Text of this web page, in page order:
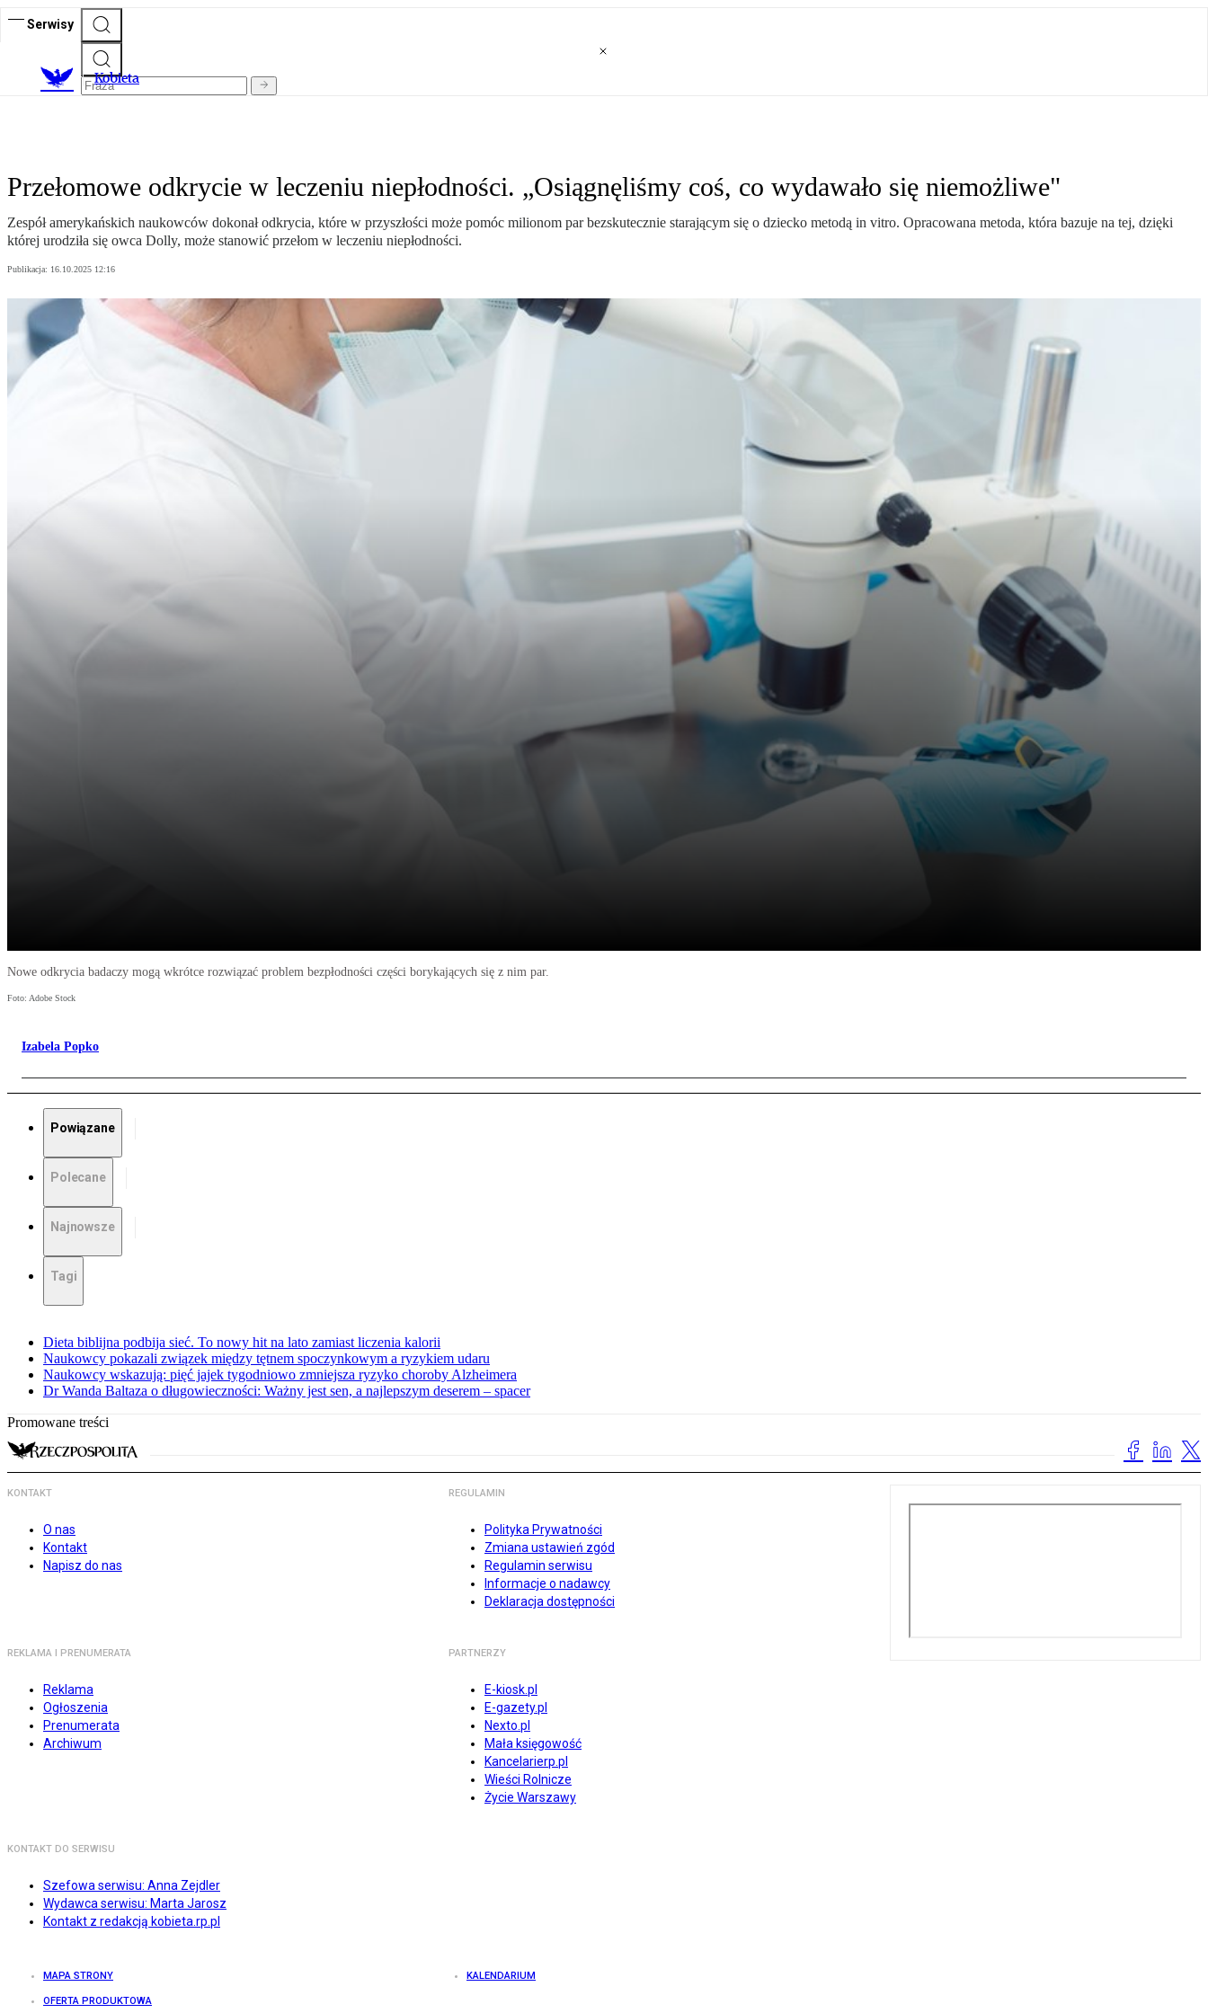
Serwisy
Kobieta
Przełomowe odkrycie w leczeniu niepłodności. „Osiągnęliśmy coś, co wydawało się niemożliwe"
Zespół amerykańskich naukowców dokonał odkrycia, które w przyszłości może pomóc milionom par bezskutecznie starającym się o dziecko metodą in vitro. Opracowana metoda, która bazuje na tej, dzięki
której urodziła się owca Dolly, może stanowić przełom w leczeniu niepłodności.
Publikacja: 16.10.2025 12:16
Nowe odkrycia badaczy mogą wkrótce rozwiązać problem bezpłodności części borykających się z nim par.
Foto: Adobe Stock
Izabela Popko
Powiązane
Polecane
Najnowsze
Tagi
Dieta biblijna podbija sieć. To nowy hit na lato zamiast liczenia kalorii
Naukowcy pokazali związek między tętnem spoczynkowym a ryzykiem udaru
Naukowcy wskazują: pięć jajek tygodniowo zmniejsza ryzyko choroby Alzheimera
Dr Wanda Baltaza o długowieczności: Ważny jest sen, a najlepszym deserem – spacer
Promowane treści
KONTAKT
O nas
Kontakt
Napisz do nas
REGULAMIN
Polityka Prywatności
Zmiana ustawień zgód
Regulamin serwisu
Informacje o nadawcy
Deklaracja dostępności
REKLAMA I PRENUMERATA
Reklama
Ogłoszenia
Prenumerata
Archiwum
PARTNERZY
E-kiosk.pl
E-gazety.pl
Nexto.pl
Mała księgowość
Kancelarierp.pl
Wieści Rolnicze
Życie Warszawy
KONTAKT DO SERWISU
Szefowa serwisu: Anna Zejdler
Wydawca serwisu: Marta Jarosz
Kontakt z redakcją kobieta.rp.pl
MAPA STRONY KALENDARIUM
OFERTA PRODUKTOWA